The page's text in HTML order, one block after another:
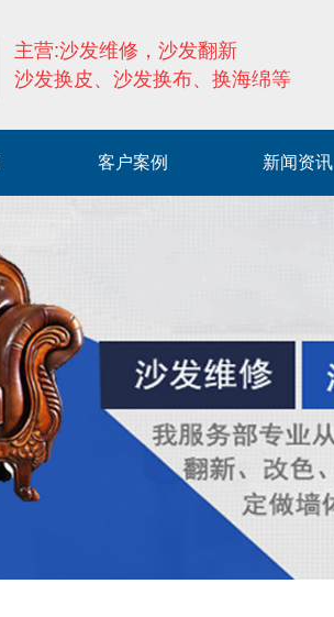
主营:沙发维修，沙发翻新
沙发换皮、沙发换布、换海绵等
客户案例 新闻资讯